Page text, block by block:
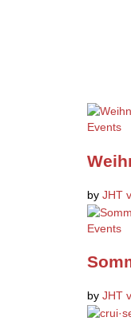
Events
by JHT
Events
by JHT